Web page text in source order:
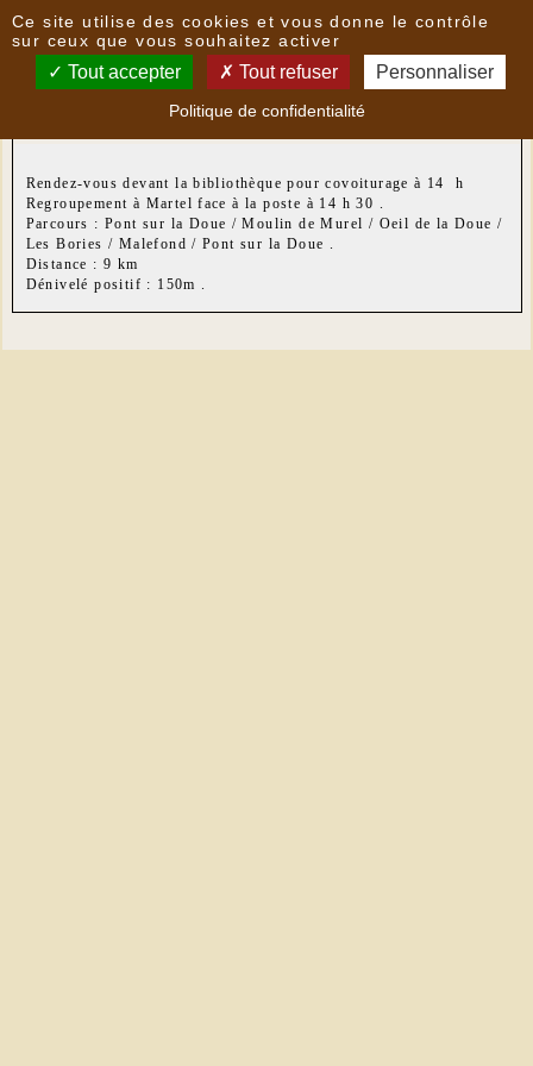
Nouvelles
Randonnée du lundi après-midi 21 octobre 2019
Rendez-vous devant la bibliothèque pour covoiturage à 14 h
Regroupement à Martel face à la poste à 14 h 30 .
Parcours : Pont sur la Doue / Moulin de Murel / Oeil de la Doue /
Les Bories / Malefond / Pont sur la Doue .
Distance : 9 km
Dénivelé positif : 150m .
Ce site utilise des cookies et vous donne le contrôle
sur ceux que vous souhaitez activer
Tout accepter Tout refuser Personnaliser
Politique de confidentialité